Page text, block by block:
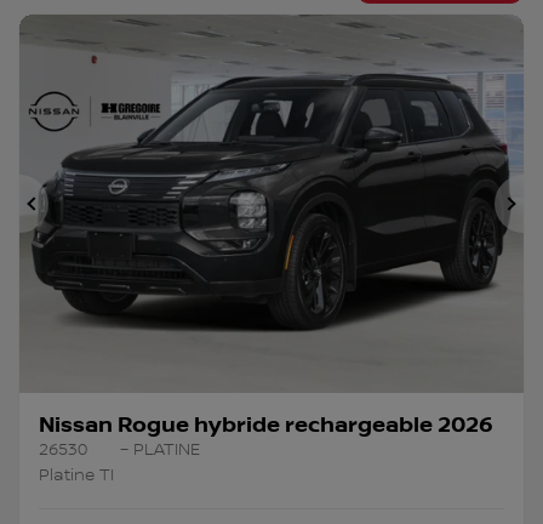
Précédent
Nissan Rogue hybride rechargeable 2026
26530
– PLATINE
Platine TI